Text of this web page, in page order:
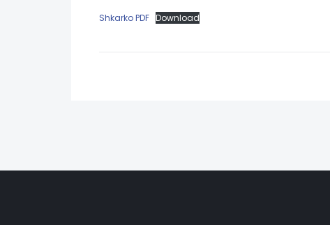
Shkarko PDF Download